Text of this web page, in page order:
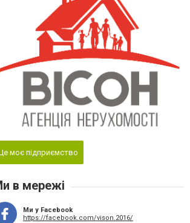
моє підприємство
в мережі
Ми у Facebook
https://facebook.com/vison.2016/